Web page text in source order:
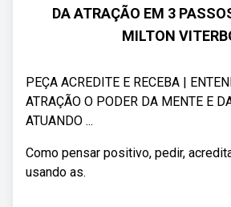
DA ATRAÇÃO EM 3
MILTON
PEÇA ACREDITE E RECEBA |
ATRAÇÃO O PODER DA MENTE E
ATUANDO ...
Como pensar positivo, pedir,
usando as.